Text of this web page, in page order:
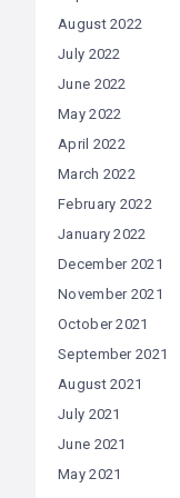
August 2022
July 2022
June 2022
May 2022
April 2022
March 2022
February 2022
January 2022
December 2021
November 2021
October 2021
September 2021
August 2021
July 2021
June 2021
May 2021